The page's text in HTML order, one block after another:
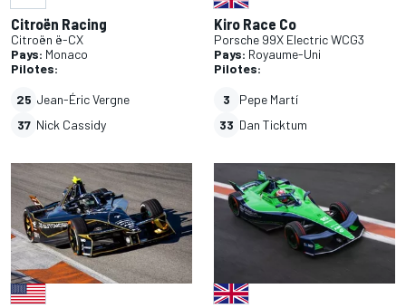
Citroën Racing
Citroën ë-CX
Pays: Monaco
Pilotes:
25 Jean-Éric Vergne
37 Nick Cassidy
Kiro Race Co
Porsche 99X Electric WCG3
Pays: Royaume-Uni
Pilotes:
3
Pepe Martí
33 Dan Ticktum